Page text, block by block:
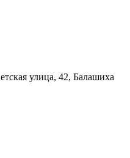
улица, 42, Балашиха